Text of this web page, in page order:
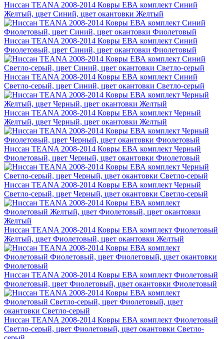
Ниссан TEANA 2008-2014 Ковры ЕВА комплект Синий
Желтый, цвет Синий, цвет окантовки Желтый
Ниссан TEANA 2008-2014 Ковры ЕВА комплект Синий
Фиолетовый, цвет Синий, цвет окантовки Фиолетовый
Ниссан TEANA 2008-2014 Ковры ЕВА комплект Синий
Светло-серый, цвет Синий, цвет окантовки Светло-серый
Ниссан TEANA 2008-2014 Ковры ЕВА комплект Черный
Желтый, цвет Черный, цвет окантовки Желтый
Ниссан TEANA 2008-2014 Ковры ЕВА комплект Черный
Фиолетовый, цвет Черный, цвет окантовки Фиолетовый
Ниссан TEANA 2008-2014 Ковры ЕВА комплект Черный
Светло-серый, цвет Черный, цвет окантовки Светло-серый
Ниссан TEANA 2008-2014 Ковры ЕВА комплект Фиолетовый
Желтый, цвет Фиолетовый, цвет окантовки Желтый
Ниссан TEANA 2008-2014 Ковры ЕВА комплект Фиолетовый
Фиолетовый, цвет Фиолетовый, цвет окантовки Фиолетовый
Ниссан TEANA 2008-2014 Ковры ЕВА комплект Фиолетовый
Светло-серый, цвет Фиолетовый, цвет окантовки Светло-